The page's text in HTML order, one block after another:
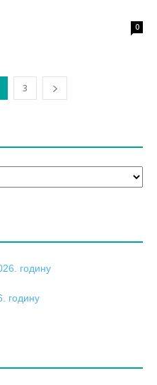
0
3
годину
годину